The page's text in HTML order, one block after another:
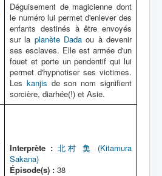
Déguisement de magicienne dont
le numéro lui permet d'enlever des
enfants destinés à être envoyés
sur la planète Dada ou à devenir
ses esclaves. Elle est armée d'un
fouet et porte un pendentif qui lui
permet d'hypnotiser ses victimes.
Les kanjis de son nom signifient
sorcière, diarhée(!) et Asie.
Interprète : 北村 𩵋 (Kitamura
Sakana)
Épisode(s) : 38